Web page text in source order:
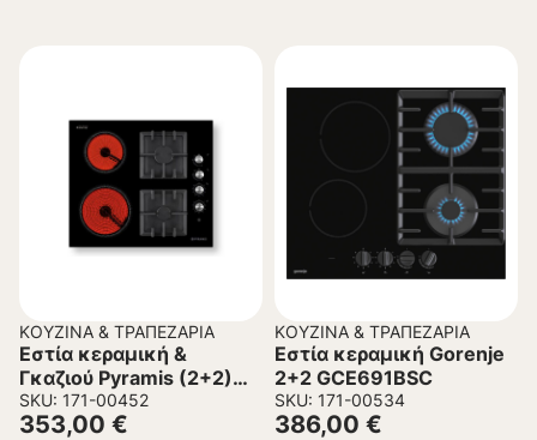
ΚΟΥΖΊΝΑ & ΤΡΑΠΕΖΑΡΊΑ
Εστία κεραμική &
Γκαζιού Pyramis (2+2)
Cast Iron
SKU: 171-00452
353,00 €
ΚΟΥΖΊΝΑ & ΤΡΑΠΕΖΑΡΊΑ
Εστία κεραμική Gorenje
2+2 GCE691BSC
SKU: 171-00534
386,00 €